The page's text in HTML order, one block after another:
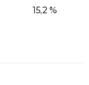
15,2 %